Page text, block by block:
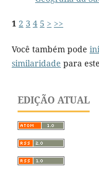
1 2 3 4 5 > >>
Você também pode
similaridade para
EDIÇÃO ATUAL